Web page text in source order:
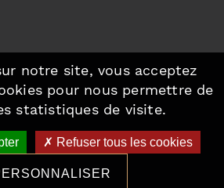
de Pâtisserie, Paris.
légales - Plan du site
Made with love by Altimax
notre site, vous acceptez
pour nous permettre de
statistiques de visite.
Refuser tous les cookies